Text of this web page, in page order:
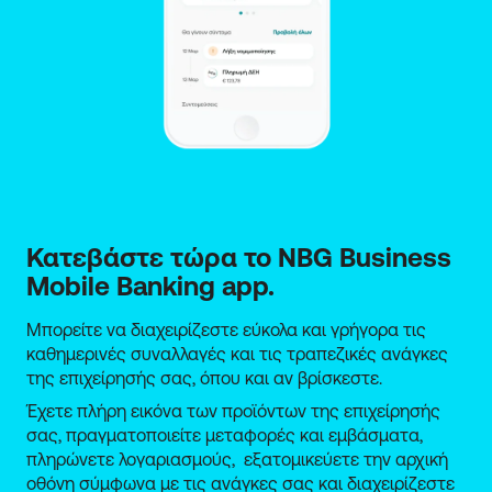
καταθέσει αίτηση εξυγίανσης οι πιστωτές της
Να μην εκκρεμεί σε βάρος τους εντολή
Δικαστηρίου της Ευρωπαϊκής ένωσης, με την
περιλαμβάνονται στη συγκεκριμένη αίτηση
χρηματοδότησης:
άλλης δράσης που χρηματοδοτείται από
εθνικούς ή ενωσιακούς πόρους.
Δεν αποτελούν εγκεκριμένες δαπάνες
επενδυτικού σχεδίου σε άλλη δράση που
χρηματοδοτείται από εθνικούς ή
ενωσιακούς πόρους.
Εφόσον λάβει χώρα έγκριση και για το
Κατεβάστε τώρα το NBG Business
Mobile Banking app.
Μπορείτε να διαχειρίζεστε εύκολα και γρήγορα τις
καθημερινές συναλλαγές και τις τραπεζικές ανάγκες
της επιχείρησής σας, όπου και αν βρίσκεστε.
Έχετε πλήρη εικόνα των προϊόντων της επιχείρησής
σας, πραγματοποιείτε μεταφορές και εμβάσματα,
πληρώνετε λογαριασμούς, εξατομικεύετε την αρχική
οθόνη σύμφωνα με τις ανάγκες σας και διαχειρίζεστε